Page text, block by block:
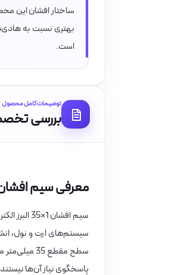
ساختار افشان این
است.
توضیحات کامل محصول
بررسی
معرفی سیم افشان 1×35 البرز الکتریک نور
سیم
سیستم‌های ارت و نول،
پاسخگوی نیاز آن‌ها